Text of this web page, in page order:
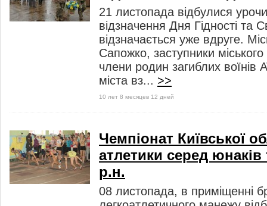
21 листопада відбулися
відзначення Дня Гідності та
відзначається уже вдруге.
Сапожко, заступники
члени родин загиблих воїнів
міста вз... >>
10 лет 8 месяцев 12 дней
Чемпіонат Київської
атлетики серед юнаків
р.н.
08 листопада, в приміщенні